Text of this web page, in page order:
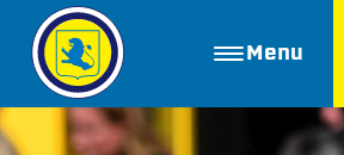
Menu